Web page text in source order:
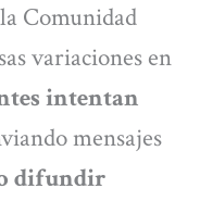
Comunidad
variaciones en
intentan
mensajes
difundir